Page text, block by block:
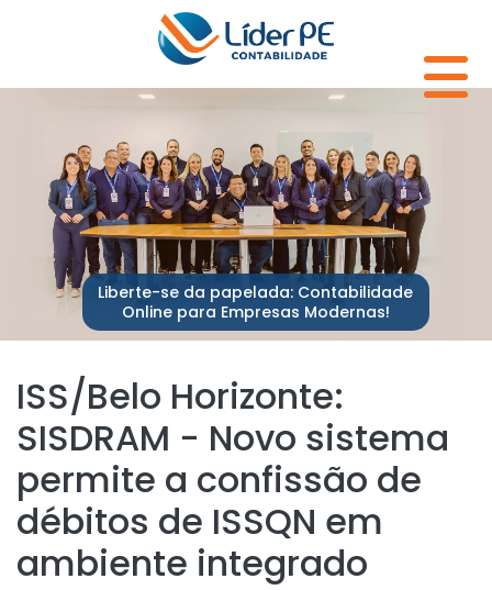
Liberte-se da papelada: Contabilidade
Online para Empresas Modernas!
ISS/Belo Horizonte:
SISDRAM - Novo sistema
permite a confissão de
débitos de ISSQN em
ambiente integrado